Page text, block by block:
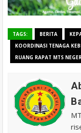
TAGS: BERITA
KOORDINASI TENAGA
RUANG RAPAT MTS